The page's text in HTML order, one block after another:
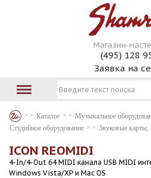
Магазин-
(495) 128
Заявка на
Каталог
Музыкальное
Студийное оборудование
Звуковые карты,
ICON REOMIDI
4-In/4-Out 64 MIDI канала USB MIDI
Windows Vista/XP и Mac OS